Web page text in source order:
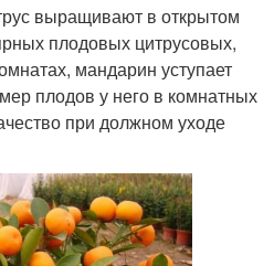
выращивают в открытом
плодовых цитрусовых,
мандарин уступает
плодов у него в комнатных
при должном уходе